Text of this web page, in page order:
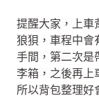
提醒大家，上車
狼狽，車程中會
手間，第二次是
李箱，之後再上
所以背包整理好